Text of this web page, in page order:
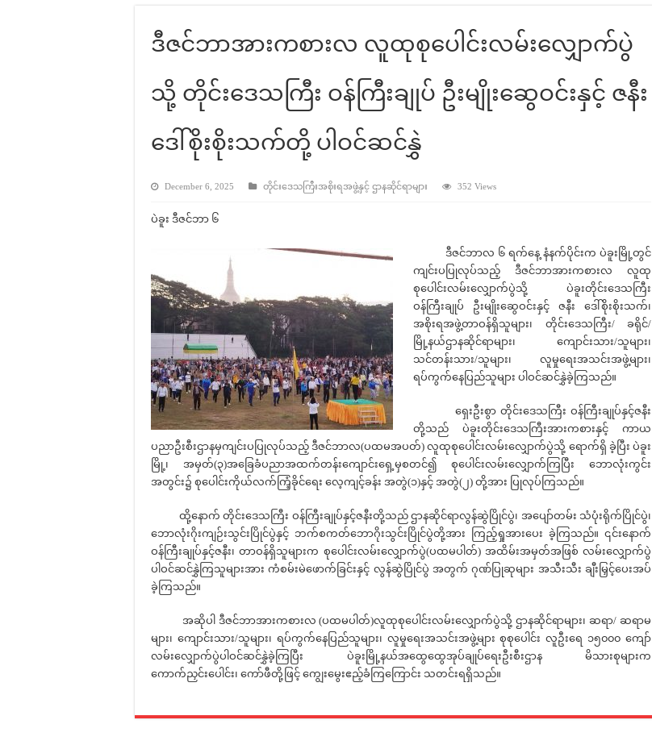
ဒီဇင်ဘာအားကစားလ လူထုစုပေါင်းလမ်းလျှောက်ပွဲ
သို့ တိုင်းဒေသကြီး ဝန်ကြီးချုပ် ဦးမျိုးဆွေဝင်းနှင့် ဇနီး
ဒေါ်စိုးစိုးသက်တို့ ပါဝင်ဆင်နွှဲ
December 6, 2025 တိုင်းဒေသကြီးအစိုးရအဖွဲ့နှင့် ဌာနဆိုင်ရာများ 352 Views
ပဲခူး ဒီဇင်ဘာ ၆
ဒီဇင်ဘာလ ၆ ရက်နေ့ နံနက်ပိုင်းက ပဲခူးမြို့တွင်
ကျင်းပပြုလုပ်သည့် ဒီဇင်ဘာအားကစားလ လူထု
စုပေါင်းလမ်းလျှောက်ပွဲသို့ ပဲခူးတိုင်းဒေသကြီး
ဝန်ကြီးချုပ် ဦးမျိုးဆွေဝင်းနှင့် ဇနီး ဒေါ်စိုးစိုးသက်၊
အစိုးရအဖွဲ့တာဝန်ရှိသူများ၊ တိုင်းဒေသကြီး/ ခရိုင်/
မြို့နယ်ဌာနဆိုင်ရာများ၊ ကျောင်းသား/သူများ၊
သင်တန်းသား/သူများ၊ လူမှုရေးအသင်းအဖွဲ့များ၊
ရပ်ကွက်နေပြည်သူများ ပါဝင်ဆင်နွှဲခဲ့ကြသည်။
ရှေးဦးစွာ တိုင်းဒေသကြီး ဝန်ကြီးချုပ်နှင့်ဇနီး
တို့သည် ပဲခူးတိုင်းဒေသကြီးအားကစားနှင့် ကာယ
ပညာဦးစီးဌာနမှကျင်းပပြုလုပ်သည့် ဒီဇင်ဘာလ(ပထမအပတ်) လူထုစုပေါင်းလမ်းလျှောက်ပွဲသို့ ရောက်ရှိ ခဲ့ပြီး ပဲခူး
မြို့၊ အမှတ်(၃)အခြေခံပညာအထက်တန်းကျောင်းရှေ့မှစတင်၍ စုပေါင်းလမ်းလျှောက်ကြပြီး ဘောလုံးကွင်း
အတွင်း၌ စုပေါင်းကိုယ်လက်ကြံ့ခိုင်ရေး လေ့ကျင့်ခန်း အတွဲ(၁)နှင့် အတွဲ(၂) တို့အား ပြုလုပ်ကြသည်။
ထို့နောက် တိုင်းဒေသကြီး ဝန်ကြီးချုပ်နှင့်ဇနီးတို့သည် ဌာနဆိုင်ရာလွန်ဆွဲပြိုင်ပွဲ၊ အပျော်တမ်း သံပုံးရိုက်ပြိုင်ပွဲ၊
ဘောလုံးဂိုးကျဉ်းသွင်းပြိုင်ပွဲနှင့် ဘက်စကတ်ဘောဂိုးသွင်းပြိုင်ပွဲတို့အား ကြည့်ရှုအားပေး ခဲ့ကြသည်။ ၎င်းနောက်
ဝန်ကြီးချုပ်နှင့်ဇနီး၊ တာဝန်ရှိသူများက စုပေါင်းလမ်းလျှောက်ပွဲ(ပထမပါတ်) အထိမ်းအမှတ်အဖြစ် လမ်းလျှောက်ပွဲ
ပါဝင်ဆင်နွှဲကြသူများအား ကံစမ်းမဲဖောက်ခြင်းနှင့် လွန်ဆွဲပြိုင်ပွဲ အတွက် ဂုဏ်ပြုဆုများ အသီးသီး ချီးမြှင့်ပေးအပ်
ခဲ့ကြသည်။
အဆိုပါ ဒီဇင်ဘာအားကစားလ (ပထမပါတ်)လူထုစုပေါင်းလမ်းလျှောက်ပွဲသို့ ဌာနဆိုင်ရာများ၊ ဆရာ/ ဆရာမ
များ၊ ကျောင်းသား/သူများ၊ ရပ်ကွက်နေပြည်သူများ၊ လူမှုရေးအသင်းအဖွဲ့များ စုစုပေါင်း လူဦးရေ ၁၅၀၀၀ ကျော်
လမ်းလျှောက်ပွဲပါဝင်ဆင်နွှဲခဲ့ကြပြီး ပဲခူးမြို့နယ်အထွေထွေအုပ်ချုပ်ရေးဦးစီးဌာန မိသားစုများက
ကောက်ညှင်းပေါင်း၊ ကော်ဖီတို့ဖြင့် ကျွေးမွေးဧည့်ခံကြကြောင်း သတင်းရရှိသည်။